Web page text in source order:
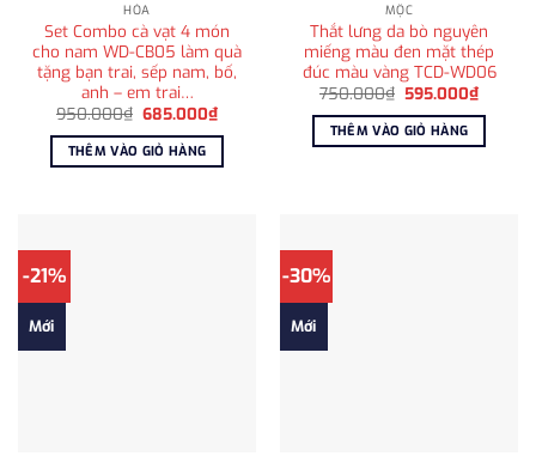
HỎA
Set Combo cà vạt 4 món
cho nam WD-CB05 làm quà
tặng bạn trai, sếp nam, bố,
anh – em trai…
950.000₫ Giá
là:
950.000₫.
685.000₫Giá
hiện
tại
685.000₫.
THÊM VÀO GIỎ HÀNG
MỘC
Thắt lưng da bò nguyên
miếng màu đen mặt thép
đúc màu vàng TCD-WD06
750.000₫ Giá
là:
750.000₫.
595.000₫Giá
hiện
tại
THÊM VÀO GIỎ HÀNG
-21%
Mới
-30%
Mới